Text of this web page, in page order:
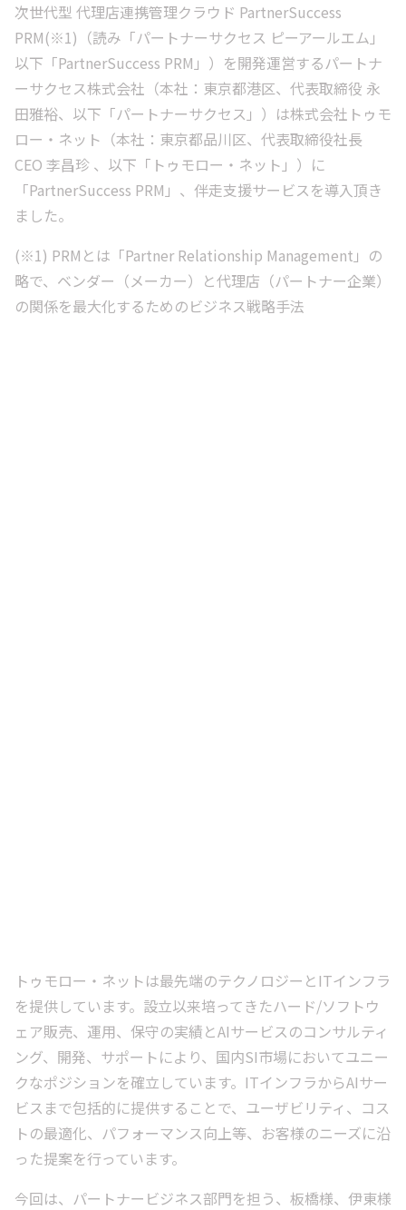
次世代型 代理店連携管理クラウド PartnerSuccess
PRM(※1)（読み「パートナーサクセス ピーアールエム」
以下「PartnerSuccess PRM」）を開発運営するパートナ
ーサクセス株式会社（本社：東京都港区、代表取締役 永
田雅裕、以下「パートナーサクセス」）は株式会社トゥモ
ロー・ネット（本社：東京都品川区、代表取締役社長
CEO 李昌珍 、以下「トゥモロー・ネット」）に
「PartnerSuccess PRM」、伴走支援サービスを導入頂き
ました。
(※1) PRMとは「Partner Relationship Management」の
略で、ベンダー（メーカー）と代理店（パートナー企業）
の関係を最大化するためのビジネス戦略手法
トゥモロー・ネットは最先端のテクノロジーとITインフラ
を提供しています。設立以来培ってきたハード/ソフトウ
ェア販売、運用、保守の実績とAIサービスのコンサルティ
ング、開発、サポートにより、国内SI市場においてユニー
クなポジションを確立しています。ITインフラからAIサー
ビスまで包括的に提供することで、ユーザビリティ、コス
トの最適化、パフォーマンス向上等、お客様のニーズに沿
った提案を行っています。
今回は、パートナービジネス部門を担う、板橋様、伊東様